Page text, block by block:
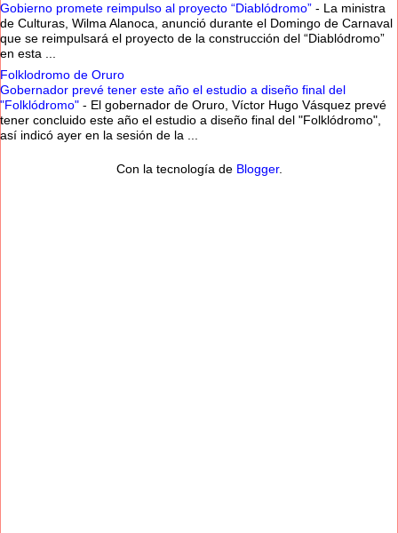
Gobierno promete reimpulso al proyecto “Diablódromo” - La ministra
de Culturas, Wilma Alanoca, anunció durante el Domingo de Carnaval
que se reimpulsará el proyecto de la construcción del “Diablódromo”
en esta ...
Folklodromo de Oruro
Gobernador prevé tener este año el estudio a diseño final del
"Folklódromo" - El gobernador de Oruro, Víctor Hugo Vásquez prevé
tener concluido este año el estudio a diseño final del "Folklódromo",
así indicó ayer en la sesión de la ...
Con la tecnología de Blogger.